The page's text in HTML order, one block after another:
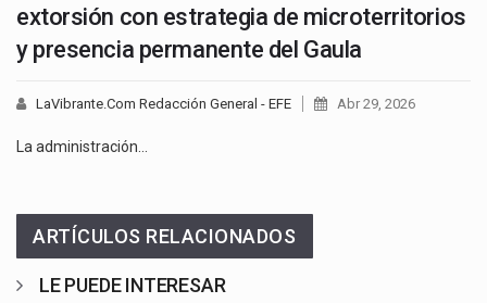
extorsión con estrategia de microterritorios
y presencia permanente del Gaula
LaVibrante.Com Redacción General - EFE Abr 29, 2026
La administración…
ARTÍCULOS RELACIONADOS
LE PUEDE INTERESAR